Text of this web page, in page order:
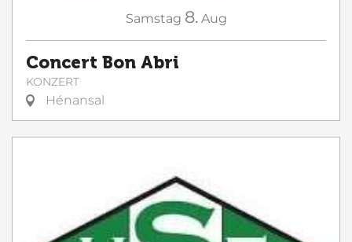
Samstag 8. Aug
Concert Bon Abri
KONZERT
Hénansal